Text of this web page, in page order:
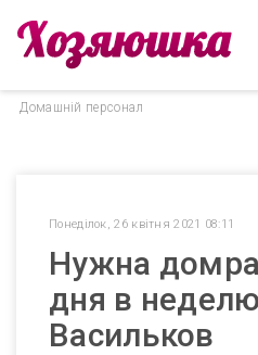
Домашнiй персонал
Понеділок, 26 квітня 2021 08:11
Нужна
дня в
Васильков